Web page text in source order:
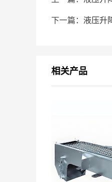
下一篇： 液压升
相关产品